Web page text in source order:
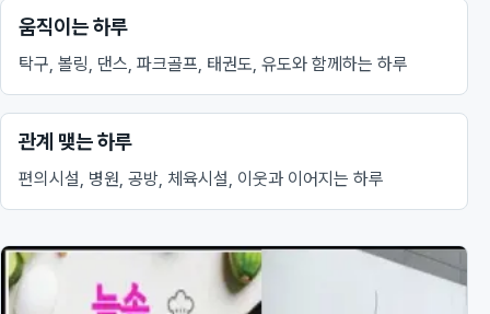
움직이는 하루
탁구, 볼링, 댄스, 파크골프, 태권도, 유도와 함께하는 하루
관계 맺는 하루
편의시설, 병원, 공방, 체육시설, 이웃과 이어지는 하루